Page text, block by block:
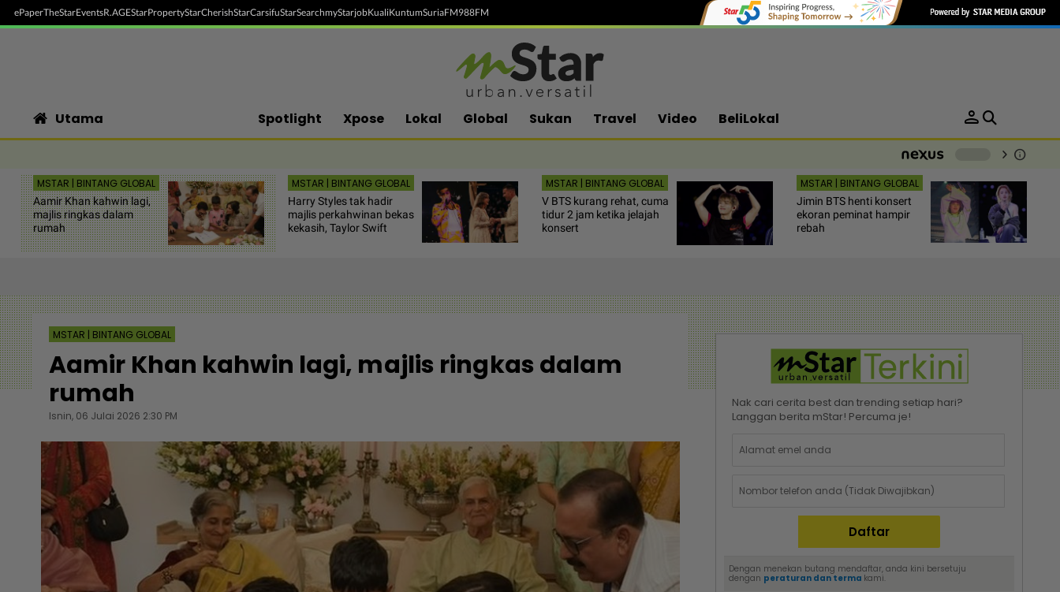
ePaperTheStarEventsR.AGEStarPropertyStarCherishStarCarsifuStarSearchmyStarjobKualiKuntumSuriaFM988FM
Utama Spotlight Xpose Lokal Global Sukan Travel Video BeliLokal person
chevron_right info
MSTAR | BINTANG GLOBAL
Aamir Khan kahwin lagi,
majlis ringkas dalam
rumah
MSTAR | BINTANG GLOBAL
Harry Styles tak hadir
majlis perkahwinan bekas
kekasih, Taylor Swift
MSTAR | BINTANG GLOBAL
V BTS kurang rehat, cuma
tidur 2 jam ketika jelajah
konsert
MSTAR | BINTANG GLOBAL
Jimin BTS henti konsert
ekoran peminat hampir
rebah
MSTAR | BINTANG GLOBAL
Aamir Khan kahwin lagi, majlis ringkas dalam
rumah
Isnin, 06 Julai 2026 2:30 PM
Nak cari cerita best dan trending setiap hari?
Langgan berita mStar! Percuma je!
Dengan menekan butang mendaftar, anda kini bersetuju
dengan peraturan dan terma kami.